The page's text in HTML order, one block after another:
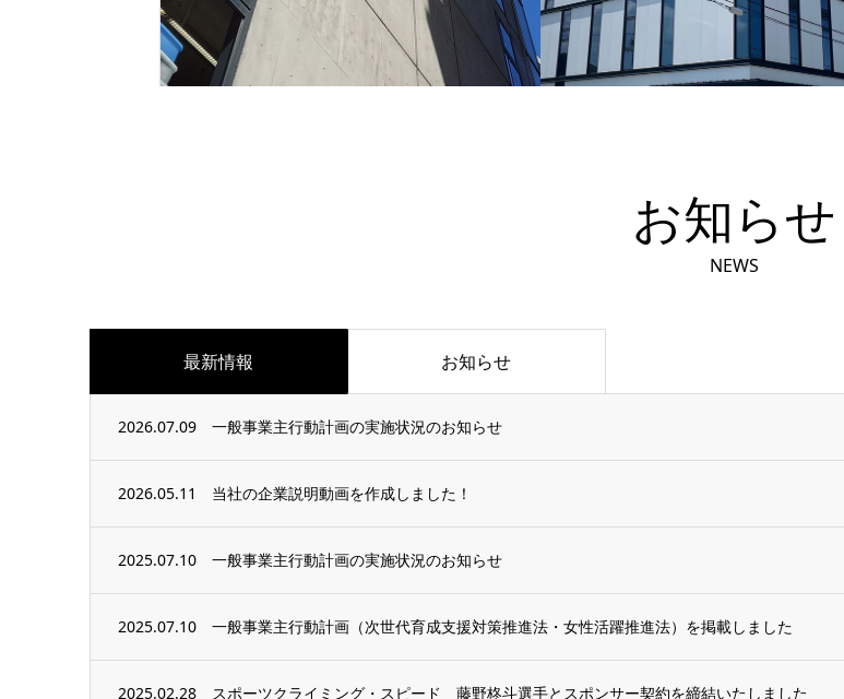
お知らせ
NEWS
最新情報 お知らせ
2026.07.09 一般事業主行動計画の実施状況のお知らせ
2026.05.11 当社の企業説明動画を作成しました！
2025.07.10 一般事業主行動計画の実施状況のお知らせ
2025.07.10 一般事業主行動計画（次世代育成支援対策推進法・女性活躍推進法）を掲載しました
2025.02.28 スポーツクライミング・スピード 藤野柊斗選手とスポンサー契約を締結いたしました